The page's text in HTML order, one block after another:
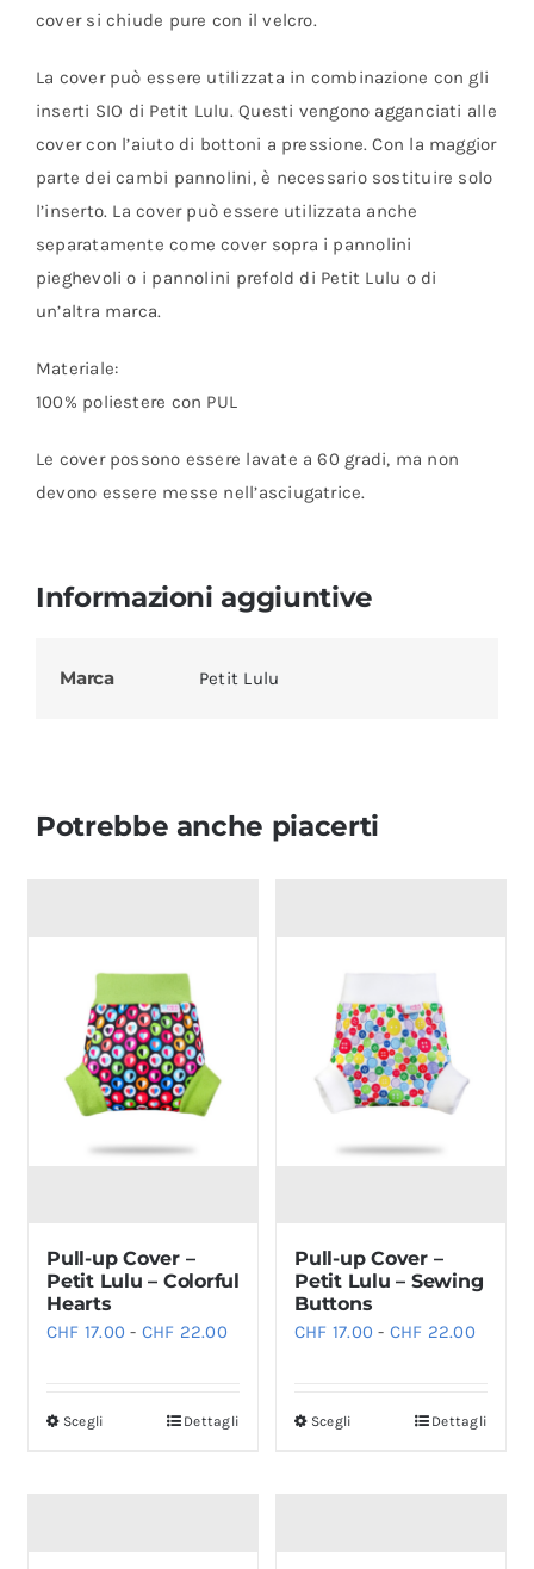
cover si chiude pure con il velcro.
La cover può essere utilizzata in combinazione con gli
inserti SIO di Petit Lulu. Questi vengono agganciati alle
cover con l’aiuto di bottoni a pressione. Con la maggior
parte dei cambi pannolini, è necessario sostituire solo
l’inserto. La cover può essere utilizzata anche
separatamente come cover sopra i pannolini
pieghevoli o i pannolini prefold di Petit Lulu o di
un’altra marca.
Materiale:
100% poliestere con PUL
Le cover possono essere lavate a 60 gradi, ma non
devono essere messe nell’asciugatrice.
Informazioni aggiuntive
Marca Petit Lulu
Potrebbe anche piacerti
Pull-up Cover –
Petit Lulu – Colorful
Hearts
CHF 17.00 - CHF 22.00Fascia
da
Scegli Dettagli
Pull-up Cover –
Petit Lulu – Sewing
Buttons
CHF 17.00 - CHF 22.00Fascia
da
Scegli Dettagli